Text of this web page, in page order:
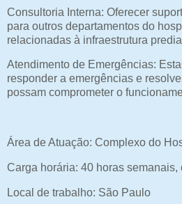
Consultoria Interna: Oferecer
para outros departamentos do
relacionadas à infraestrutura
Atendimento de Emergências:
responder a emergências e
possam comprometer o
Área de Atuação: Complexo do
Carga horária: 40 horas semanais,
Local de trabalho: São Paulo